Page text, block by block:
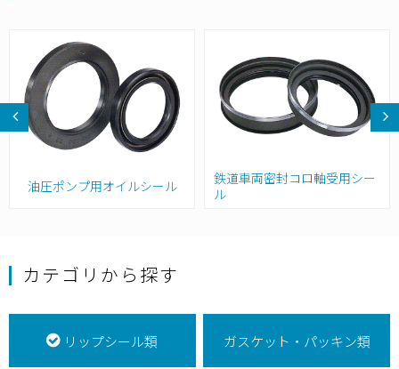
油圧ポンプ用オイルシール
鉄道車両密封コロ軸受用シー
ル
カテゴリから探す
リップシール類 ガスケット・パッキン類